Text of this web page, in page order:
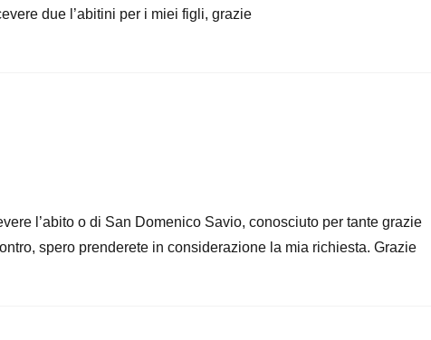
due l’abitini per i miei figli, grazie
l’abito o di San Domenico Savio, conosciuto per tante grazie
spero prenderete in considerazione la mia richiesta. Grazie